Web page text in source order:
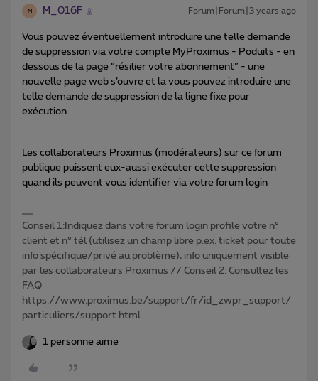
M M_016F Forum|Forum|3 years ago
Vous pouvez éventuellement introduire une telle demande
de suppression via votre compte MyProximus - Poduits - en
dessous de la page “résilier votre abonnement” - une
nouvelle page web s’ouvre et la vous pouvez introduire une
telle demande de suppression de la ligne fixe pour
exécution
Les collaborateurs Proximus (modérateurs) sur ce forum
publique puissent eux-aussi exécuter cette suppression
quand ils peuvent vous identifier via votre forum login
Conseil 1:Indiquez dans votre forum login profile votre n°
client et n° tél (utilisez un champ libre p.ex. ticket pour toute
info spécifique/privé au problème), info uniquement visible
par les collaborateurs Proximus // Conseil 2: Consultez les
FAQ
https://www.proximus.be/support/fr/id_zwpr_support/
particuliers/support.html
1 personne aime